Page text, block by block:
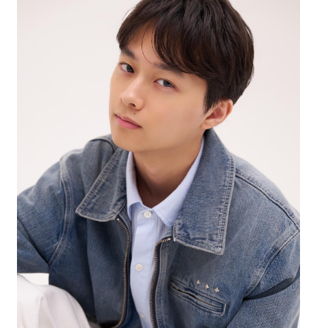
CONTACT
個人のお客様
法人のお客様
AUDITION アーティスト募集
Amuse Solution アミューズのソリューション
ENGLISH